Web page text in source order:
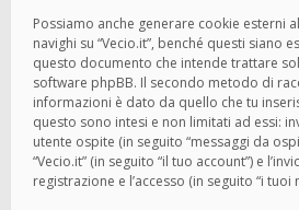
Possiamo anche generare cookie esterni
navighi su “Vecio.it”, benché questi siano
questo documento che intende trattare
software phpBB. Il secondo metodo di
informazioni è dato da quello che tu
questo sono intesi e non limitati ad essi:
utente ospite (in seguito “messaggi da
“Vecio.it” (in seguito “il tuo account”) e
registrazione e l’accesso (in seguito “i tuoi